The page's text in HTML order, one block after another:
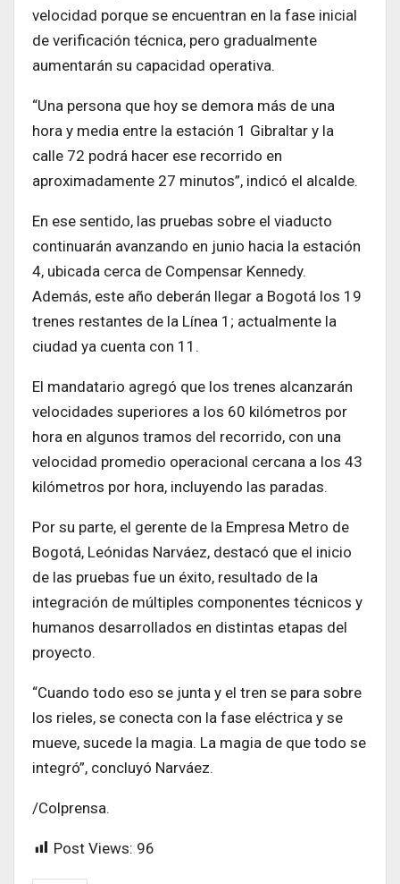
velocidad porque se encuentran en la fase inicial
de verificación técnica, pero gradualmente
aumentarán su capacidad operativa.
“Una persona que hoy se demora más de una
hora y media entre la estación 1 Gibraltar y la
calle 72 podrá hacer ese recorrido en
aproximadamente 27 minutos”, indicó el alcalde.
En ese sentido, las pruebas sobre el viaducto
continuarán avanzando en junio hacia la estación
4, ubicada cerca de Compensar Kennedy.
Además, este año deberán llegar a Bogotá los 19
trenes restantes de la Línea 1; actualmente la
ciudad ya cuenta con 11.
El mandatario agregó que los trenes alcanzarán
velocidades superiores a los 60 kilómetros por
hora en algunos tramos del recorrido, con una
velocidad promedio operacional cercana a los 43
kilómetros por hora, incluyendo las paradas.
Por su parte, el gerente de la Empresa Metro de
Bogotá, Leónidas Narváez, destacó que el inicio
de las pruebas fue un éxito, resultado de la
integración de múltiples componentes técnicos y
humanos desarrollados en distintas etapas del
proyecto.
“Cuando todo eso se junta y el tren se para sobre
los rieles, se conecta con la fase eléctrica y se
mueve, sucede la magia. La magia de que todo se
integró”, concluyó Narváez.
/Colprensa.
Post Views: 96